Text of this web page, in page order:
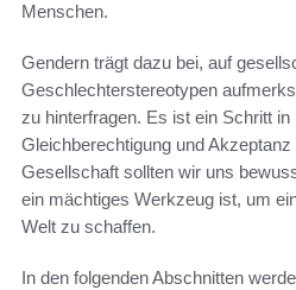
Menschen.
Gendern trägt dazu bei, auf
Geschlechterstereotypen
zu hinterfragen. Es ist ein Schritt
Gleichberechtigung und
Gesellschaft sollten wir uns
ein mächtiges Werkzeug ist, um
Welt zu schaffen.
In den folgenden Abschnitten